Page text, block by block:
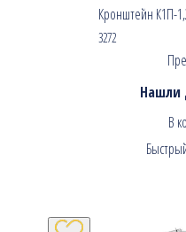
Кронштейн К1П-
3272
Нашли
В